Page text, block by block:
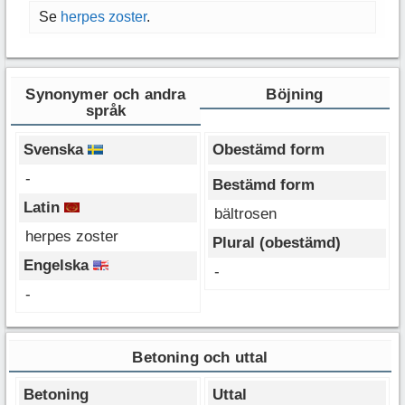
Se herpes zoster.
Synonymer och andra
språk
Böjning
Svenska
-
Latin
herpes zoster
Engelska
-
Obestämd form
Bestämd form
bältrosen
Plural (obestämd)
-
Betoning och uttal
Betoning
Uttal